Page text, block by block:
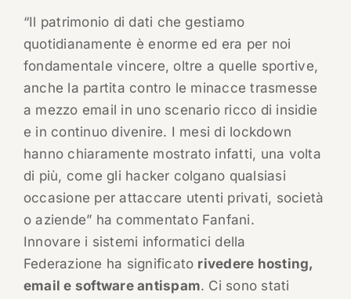
“Il patrimonio di dati che gestiamo
quotidianamente è enorme ed era per noi
fondamentale vincere, oltre a quelle sportive,
anche la partita contro le minacce trasmesse
a mezzo email in uno scenario ricco di insidie
e in continuo divenire. I mesi di lockdown
hanno chiaramente mostrato infatti, una volta
di più, come gli hacker colgano qualsiasi
occasione per attaccare utenti privati, società
o aziende” ha commentato Fanfani.
Innovare i sistemi informatici della
Federazione ha significato rivedere hosting,
email e software antispam. Ci sono stati